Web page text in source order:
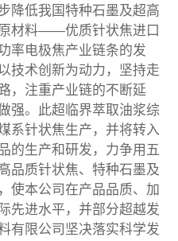
降低我国特种石墨及超高
材料——优质针状焦进口
率电极焦产业链条的发
技术创新为动力，坚持走
，注重产业链的不断延
强。此超临界萃取油浆综
系针状焦生产，并将转入
的生产和研发，力争用五
品质针状焦、特种石墨及
使本公司在产品品质、加
先进水平，并部分超越发
有限公司坚决落实科学发